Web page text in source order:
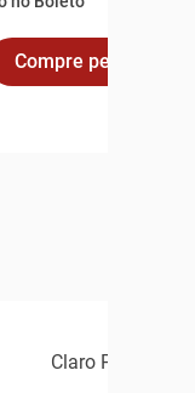
Compre pelo
Claro Pós Pago